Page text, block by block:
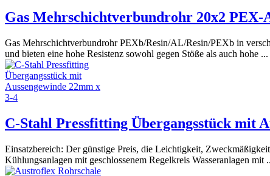
Gas Mehrschichtverbundrohr 20x2
Gas Mehrschichtverbundrohr PEXb/Resin/AL/Resin/PEXb in
und bieten eine hohe Resistenz sowohl gegen Stöße als auch hohe ...
C-Stahl Pressfitting Übergangsstück mit
Einsatzbereich: Der günstige Preis, die Leichtigkeit,
Kühlungsanlagen mit geschlossenem Regelkreis Wasseranlagen mit